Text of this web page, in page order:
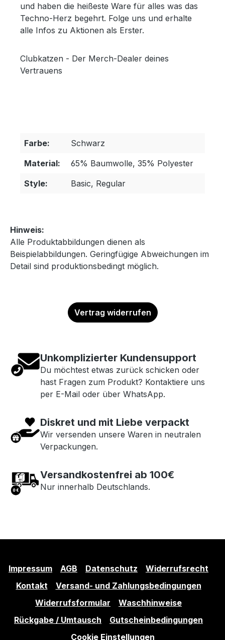
Hinweis:
Alle Produktabbildungen dienen als
Beispielabbildungen. Geringfügige Abweichungen im
Detail sind produktionsbedingt möglich.
und haben die heißeste Ware für alles was das
Techno-Herz begehrt. Folge uns und erhalte
alle Infos zu Aktionen als Erster.
Clubkatzen - Der Merch-Dealer deines
Vertrauens
Farbe:
Schwarz
Material:
65% Baumwolle, 35% Polyester
Style:
Basic, Regular
Vertrag widerrufen
Unkomplizierter Kundensupport
Du möchtest etwas zurück schicken oder
hast Fragen zum Produkt? Kontaktiere uns
per E-Mail oder über WhatsApp.
Diskret und mit Liebe verpackt
Wir versenden unsere Waren in neutralen
Verpackungen.
Versandkostenfrei ab 100€
Nur innerhalb Deutschlands.
Impressum AGB Datenschutz
Widerrufsrecht
Kontakt
Versand- und Zahlungsbedingungen
Widerrufsformular
Waschhinweise
Rückgabe / Umtausch
Gutscheinbedingungen
Cookie Einstellungen